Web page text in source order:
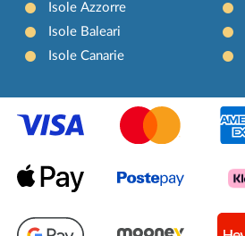
Isole Azzorre
Isole Baleari
Isole Canarie